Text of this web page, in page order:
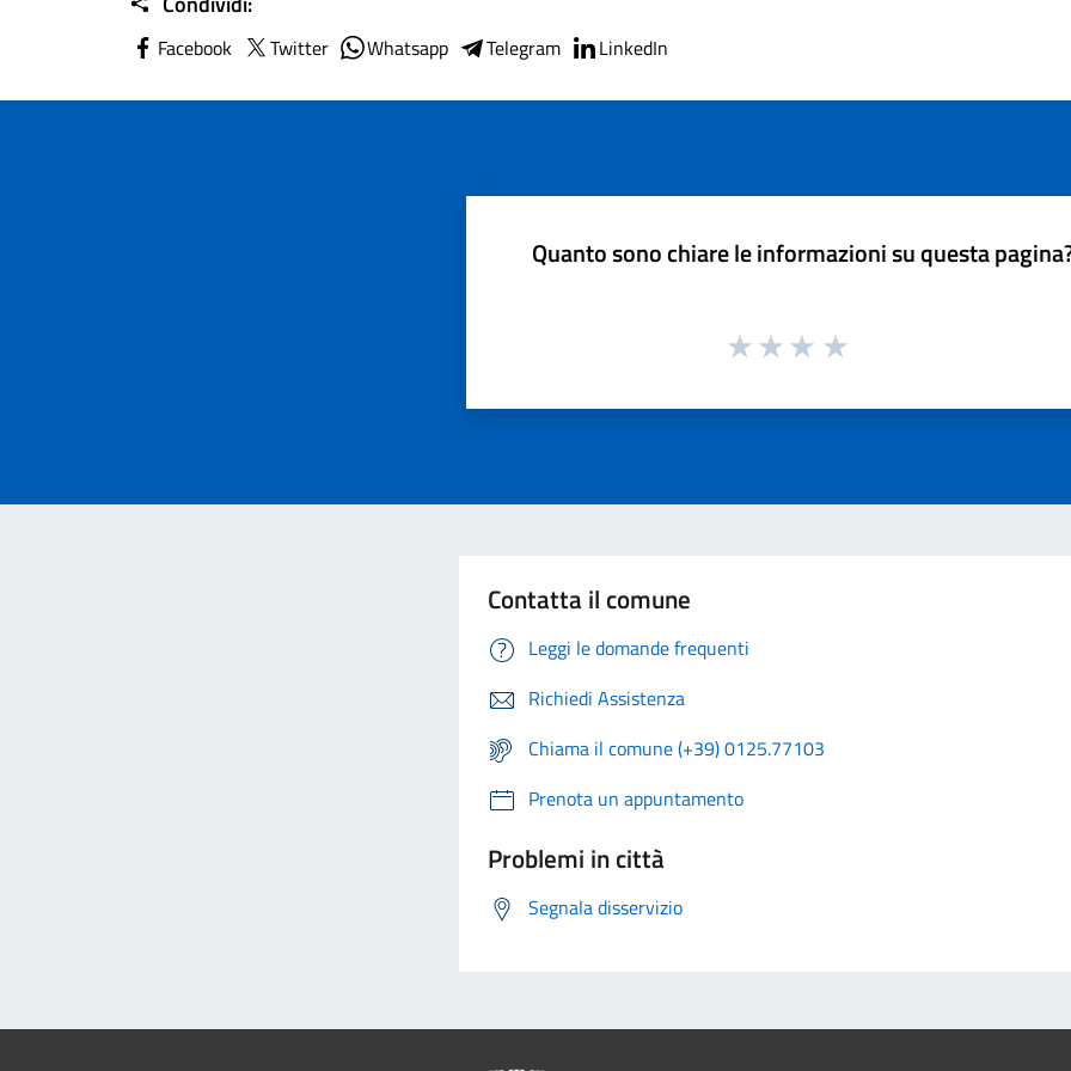
Facebook Twitter Whatsapp Telegram LinkedIn
Quanto sono chiare le informazioni su questa
Contatta il comune
Leggi le domande frequenti
Richiedi Assistenza
Chiama il comune (+39) 0125.77103
Prenota un appuntamento
Problemi in città
Segnala disservizio